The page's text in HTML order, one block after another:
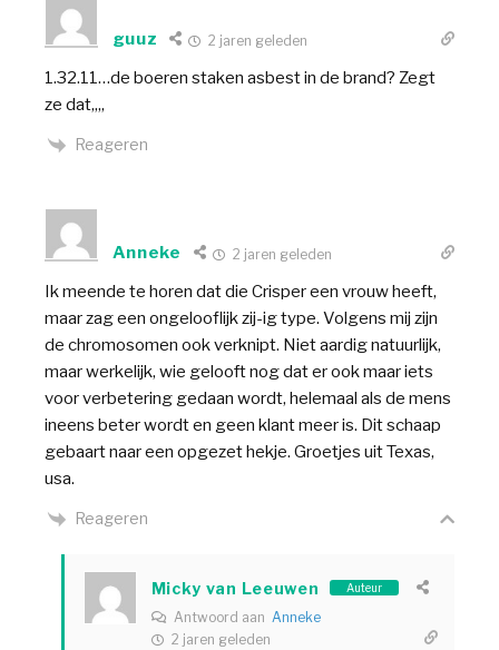
guuz 2 jaren geleden
1.32.11…de boeren staken asbest in de brand? Zegt
ze dat,,,,
Reageren
Anneke 2 jaren geleden
Ik meende te horen dat die Crisper een vrouw heeft,
maar zag een ongelooflijk zij-ig type. Volgens mij zijn
de chromosomen ook verknipt. Niet aardig natuurlijk,
maar werkelijk, wie gelooft nog dat er ook maar iets
voor verbetering gedaan wordt, helemaal als de mens
ineens beter wordt en geen klant meer is. Dit schaap
gebaart naar een opgezet hekje. Groetjes uit Texas,
usa.
Reageren
Micky van Leeuwen Auteur
Antwoord aan Anneke
2 jaren geleden